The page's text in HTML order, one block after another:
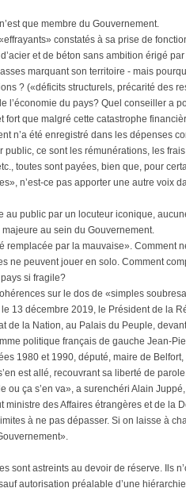
que membre du Gouvernement.
constatés à sa prise de
et de béton sans ambition érigé
marquant son territoire - mais
? («déficits structurels, précarité des
l’économie du pays? Quel conseiller a
que malgré cette catastrophe
n’a été enregistré dans les dépenses
ce sont les rémunérations, les
toutes sont payées, bien que, pour
n’est-ce pas apporter une autre voix
public par un locuteur iconique,
au sein du Gouvernement.
remplacée par la mauvaise». Comment
ne peuvent jouer en solo. Comment
si fragile?
sur le dos de «simples
13 décembre 2019, le Président de la
de la Nation, au Palais du Peuple,
politique français de gauche Jean-
1980 et 1990, député, maire de Belfort,
est allé, recouvrant sa liberté de
ou ça s’en va», a surenchéri Alain
des Affaires étrangères et de la
à ne pas dépasser. Si on laisse à
sont astreints au devoir de réserve. Ils
autorisation préalable d’une